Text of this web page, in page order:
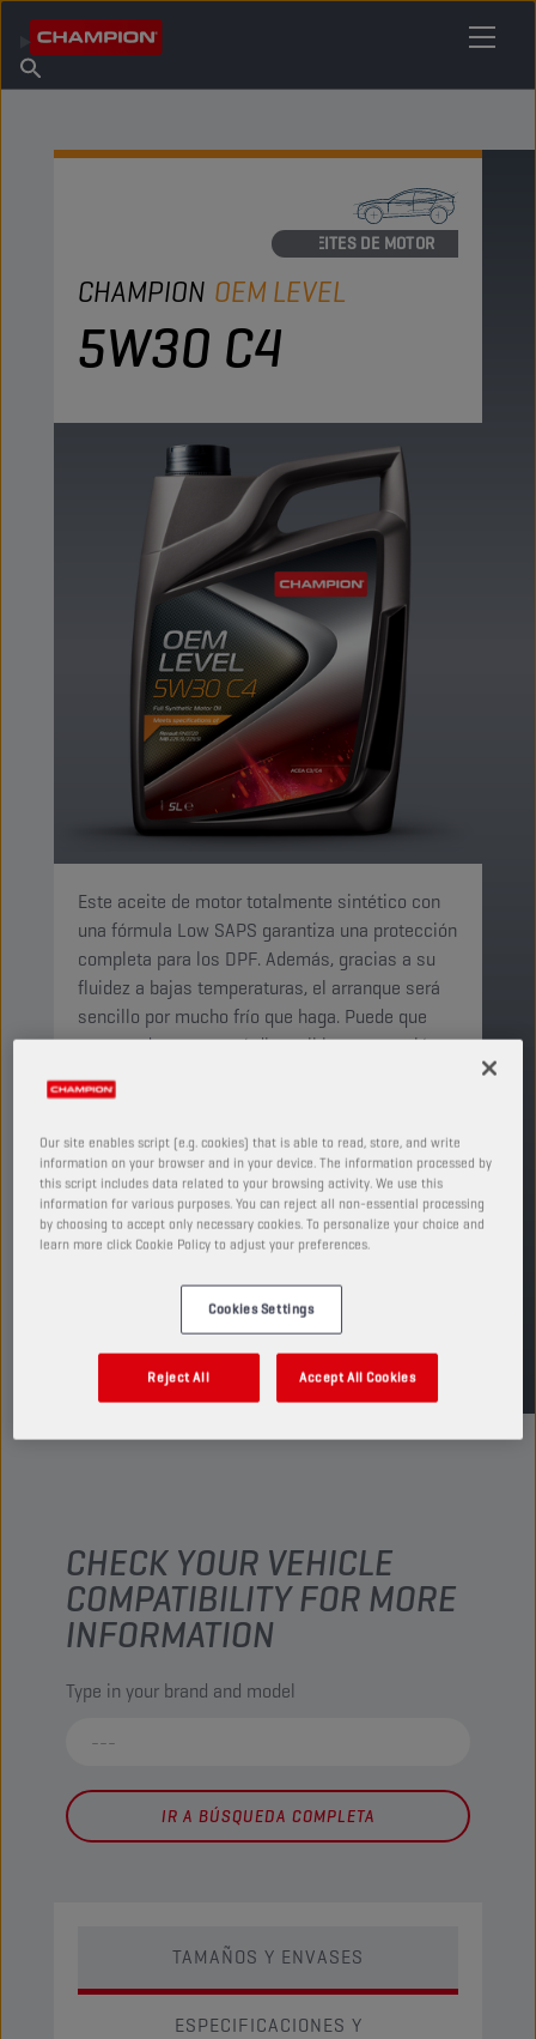
Acerca de champion
Encuentra un punto de venta
ACEITES DE MOTOR
CHAMPION OEM LEVEL
5W30 C4
Este aceite de motor totalmente sintético con
una fórmula Low SAPS garantiza una protección
completa para los DPF. Además, gracias a su
fluidez a bajas temperaturas, el arranque será
sencillo por mucho frío que haga. Puede que
este producto no esté disponible en su región,
póngase en contacto con su representante de
ventas local para obtener más información.
PRODUCTO: 75614
Ver tamaños y envases disponibles
ENCUENTRA UN PUNTO DE VENTA
TDS MSDS
CHECK YOUR VEHICLE
COMPATIBILITY FOR MORE
INFORMATION
Type in your brand and model
IR A BÚSQUEDA COMPLETA
TAMAÑOS Y ENVASES
ESPECIFICACIONES Y
Our site enables script (e.g. cookies) that is able to read, store, and write
information on your browser and in your device. The information processed by
this script includes data related to your browsing activity. We use this
information for various purposes. You can reject all non-essential processing
by choosing to accept only necessary cookies. To personalize your choice and
learn more click Cookie Policy to adjust your preferences.
Cookies Settings
Reject All Accept All Cookies